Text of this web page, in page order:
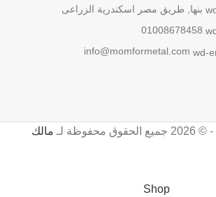
بنها, طريق مصر اسكندرية الزراعى
01008678458
info@momformetal.com
- © 2026 جميع الحقوق محفوظة لـ
مالك
Shop